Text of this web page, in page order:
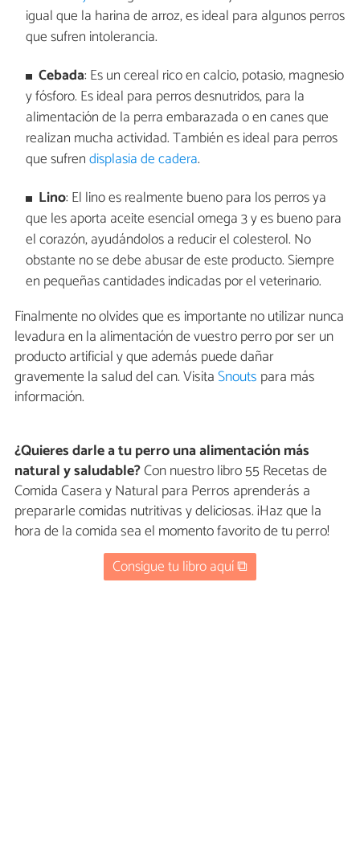
igual que la harina de arroz, es ideal para algunos perros
que sufren intolerancia.
Cebada: Es un cereal rico en calcio, potasio, magnesio
y fósforo. Es ideal para perros desnutridos, para la
alimentación de la perra embarazada o en canes que
realizan mucha actividad. También es ideal para perros
que sufrendisplasia de cadera.
Lino: El lino es realmente bueno para los perros ya
que les aporta aceite esencial omega 3 y es bueno para
el corazón, ayudándolos a reducir el colesterol. No
obstante no se debe abusar de este producto. Siempre
en pequeñas cantidades indicadas por el veterinario.
Finalmente no olvides que es importante no utilizar nunca
levadura en la alimentación de vuestro perro por ser un
producto artificial y que además puede dañar
gravemente la salud del can. VisitaSnouts para más
información.
¿Quieres darle a tu perro una alimentación más
natural y saludable?Con nuestro libro 55 Recetas de
Comida Casera y Natural para Perros aprenderás a
prepararle comidas nutritivas y deliciosas. ¡Haz que la
hora de la comida sea el momento favorito de tu perro!
Consigue tu libro aquí ⧉